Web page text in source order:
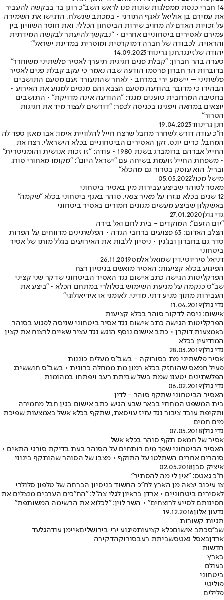
14 חברי כנסת ממפלגות שונות פנו לראש השב"כ רונן בר בבקשה להעביר
את עמירם בן אוליאל לאגף התורני • במכתב שנשלח, הדגישו את השמירה
על זכויות האדם לה מחויב שירות הביטחון הכללי, ואת חוסר השוויון בין
עמירם לאסירים ביטחוניים אחרים • “נבקשך להיעתר לבקשה המידתית
והראויה, לכבודה של חברה דמוקרטית ומוסרית במדינת ישראל"
יהודה שלזינגר,חנן גרינווד14.09.2023
סערה בהר חברון: "קבלת פנים חגיגית תיערך לאסיר פלשתיני משוחרר"
בדוברות הר חברון פרסמו הודעה שבה נאמר כי עקב קבלת פנים לאסיר
פלשתיני – יישמע ירי במרחב • לאחר שהתעורר זעם מטעם התושבים
הבהירו כי מדובר בהודעה מטעם הצבא והם מנסים למנוע את האירוע •
בחטיבה המרחבית טוענים מנגד: "ההודעה אינה מדויקת" • התושבים
יוצאים במחאה ויפגינו בכניסה לכפר: "דורשים לעצור מיד את חגיגות
הטרור"
חנן גרינווד19.04.2023
ח"כ עודה דורש לשחרר מחבל שרצח חייל להלוויית אימו; אבו מאזן ספד לה
המחבל, כרים יונס, זקן האסירים הביטחוניים בכלא הישראלי, רצח את
החייל אברהם ברומברג בשנת 1980 • עודה: "זו זכות אנושית והומניטרית"
• משפחת החייל זועמת בשיחה עם "ישראל היום": "מקומו מאחורי סורג
ובריל, הוא עוסק בטרור גם מהכלא"
מישל מכול05.05.2022
מאסר לסוהר שביצע עבירות מין באסיר ביטחוני
12 שנים בכלא נגזרו על מאיר צגאי, סוהר באגף ביטחוני בכלא "שקמה"
באשקלון שביצע מעשים מגונים חמורים באסיר ביטחוני
גדי גולן27.01.2020
"יום הזעם": המוקדים - בית לחם ואל בירה
הצלב האדום: 63 פצועים ברחבי הגדה • הפלשתינים מדווחים על הפרות
סדר גם בחברון ובג'נין • ניסיון ללבות את האירועים בגלל מותו של אסיר
ביטחוני
דניאל סיריוטי,דין שמואל אלמס26.11.2019
הפיגוע בכלא קציעות: האסיר מואשם בניסיון רצח
הפרקליטות הגישה כתב אישום נגד האסיר הביטחוני שדקר שני קציני
שב"ס כנקמה על מניעת השימוש בסלולרי במתחם הכלא • "ביצע את
העבירות מתוך מניע דתי, מדיני, לאומני או אידיאולוגי"
גדי גולן11.04.2019
אישום: ניסה לדקור סוהר בכלא קציעות
הפרקליטות הגישה כתב אישום נגד אסיר ביטחוני שניסה לפגוע בסוהר
באמצעות דוקרן • כתב אישום נוסף הוגש נגד עציר שאיים לרצוח את קצין
המודיעין בכלא
גדי גולן28.03.2019
אסיר פלשתיני מת בסורוקה - בשב"ס מעלים כוננות
פעיל חמאס שהוחזק בכלא רמון מת ממחלה כרונית • בשב"ס חוששים:
הפלשתינים יטענו שמת בשל שביתת רעב ויפתחו במהומות
גדי גולן06.02.2019
האסיר הביטחוני שתקף סוהר - לדין
בית המשפט המחוזי בבאר שבע הגיש כתב אישום בגין חבל מחמירה
ותקיפת עובד ציבור נגד עזיז עויסאת, שתקף בכלא אשל באמצעות שפיכת
מים חמים
גדי גולן07.05.2018
אסיר של חמאס תקף סוהר בכלא אשל
האסיר הביטחוני שפך מים רותחים על הסוהר בעת בדיקת סורגי התאים •
סוהרים אחרים השתלטו על התוקף • מצבו של הסוהר שהותקף בינוני
איציק סבן02.05.2018
ח"כ גאטס: "אין לי מה להסתיר"
צו עיכוב יצאה מן הארץ לח"כ החשוד בניסיון הברחה של טלפון סלולרי
לאסירים ביטחוניים • ארדן בראיון לגלי צה"ל: "הח"כים הערבים מנצלים את
חסינותם לסייע לרוצחים" • השר לוין: "לכלוא את הרשימה המשותפת"
גדעון אלון19.12.2016
תגיות קשורות
שב''סכתב אישוםכלא קציעותפיגוע ירי בירושליםאיימן עודהגלעד
ארדןבאסל גאטסשביתת רעבסורוקהדקירה
חדשות
בארץ
בעולם
ביטחוני
פוליטי
פלילים